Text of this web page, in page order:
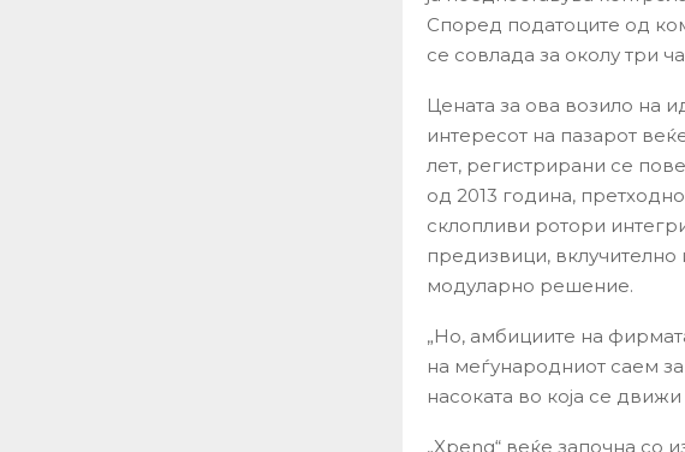
Според податоците од
се совлада за околу три
Цената за ова возило на
интересот на пазарот
лет, регистрирани се
од 2013 година,
склопливи ротори
предизвици,
модуларно решение.
„Но, амбициите на
на меѓународниот саем за
насоката во која се
„Xpeng“ веќе започна со